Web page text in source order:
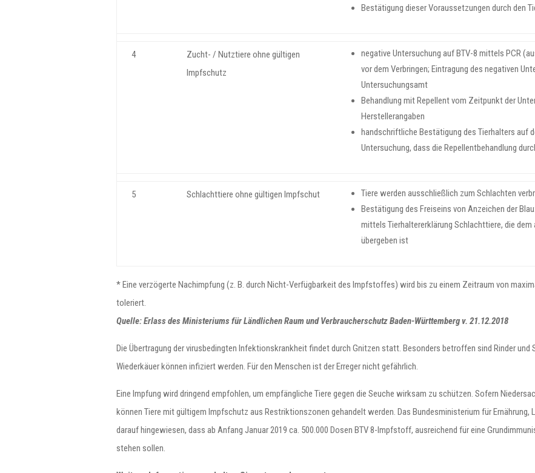
Bestätigung dieser Voraussetzungen durch den
4
Zucht- / Nutztiere ohne gültigen
Impfschutz
negative Untersuchung auf BTV-8 mittels PCR
vor dem Verbringen; Eintragung des negativen
Untersuchungsamt
Behandlung mit Repellent vom Zeitpunkt der
Herstellerangaben
handschriftliche Bestätigung des Tierhalters auf
Untersuchung, dass die Repellentbehandlung
5 Schlachttiere ohne gültigen Impfschut
Tiere werden ausschließlich zum Schlachten
Bestätigung des Freiseins von Anzeichen der
mittels Tierhaltererklärung Schlachttiere, die
übergeben ist
* Eine verzögerte Nachimpfung (z. B. durch Nicht-Verfügbarkeit des Impfstoffes) wird bis zu einem Zeitraum von
toleriert.
Quelle: Erlass des Ministeriums für Ländlichen Raum und Verbraucherschutz Baden-Württemberg v. 21.12.2018
Die Übertragung der virusbedingten Infektionskrankheit findet durch Gnitzen statt. Besonders betroffen sind Rinder und
Wiederkäuer können infiziert werden. Für den Menschen ist der Erreger nicht gefährlich.
Eine Impfung wird dringend empfohlen, um empfängliche Tiere gegen die Seuche wirksam zu schützen. Sofern
können Tiere mit gültigem Impfschutz aus Restriktionszonen gehandelt werden. Das Bundesministerium für
darauf hingewiesen, dass ab Anfang Januar 2019 ca. 500.000 Dosen BTV 8-Impfstoff, ausreichend für eine
stehen sollen.